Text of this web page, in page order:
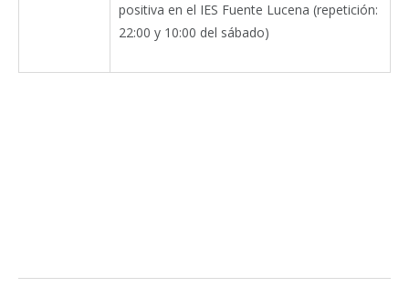
positiva en el IES Fuente Lucena (repetición:
22:00 y 10:00 del sábado)